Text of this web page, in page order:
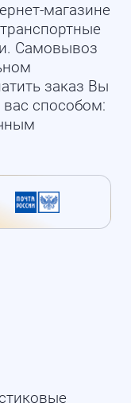
магазине
Самовывоз
заказ Вы
способом: